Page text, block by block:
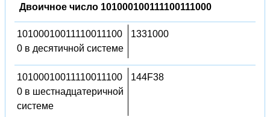
Двоичное число 101000100111100111000
10100010011110011100
0 в десятичной системе
1331000
10100010011110011100
0 в шестнадцатеричной
системе
144F38